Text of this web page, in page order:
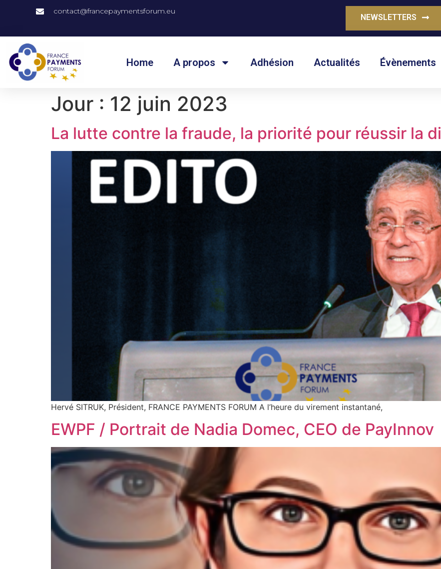
contact@francepaymentsforum.eu
NEWSLETTERS
Home A propos Adhésion Actualités Évènements
Jour : 12 juin 2023
La lutte contre la fraude, la priorité pour réussir la
Hervé SITRUK, Président, FRANCE PAYMENTS FORUM A l’heure du virement instantané,
EWPF / Portrait de Nadia Domec, CEO de PayInnov